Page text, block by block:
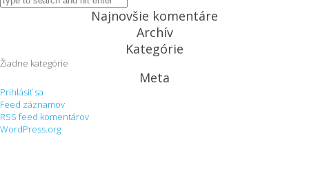
Najnovšie komentáre
Archív
Kategórie
Žiadne kategórie
Meta
Prihlásiť sa
Feed záznamov
RSS feed komentárov
WordPress.org